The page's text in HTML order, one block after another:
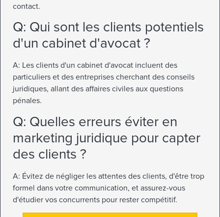
contact.
Q: Qui sont les clients potentiels
d'un cabinet d'avocat ?
A: Les clients d'un cabinet d'avocat incluent des
particuliers et des entreprises cherchant des conseils
juridiques, allant des affaires civiles aux questions
pénales.
Q: Quelles erreurs éviter en
marketing juridique pour capter
des clients ?
A: Évitez de négliger les attentes des clients, d'être trop
formel dans votre communication, et assurez-vous
d'étudier vos concurrents pour rester compétitif.